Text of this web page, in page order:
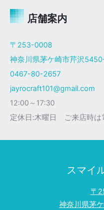
Ｘ
ク
様
店舗案内
〒253-0008
神奈川県茅ケ崎市芹沢
0467-80-2657
jayrocraft101@gmail.com
12:00～17:30
定休日:木曜日 ご来店時は
スマイ
〒
神奈川県茅